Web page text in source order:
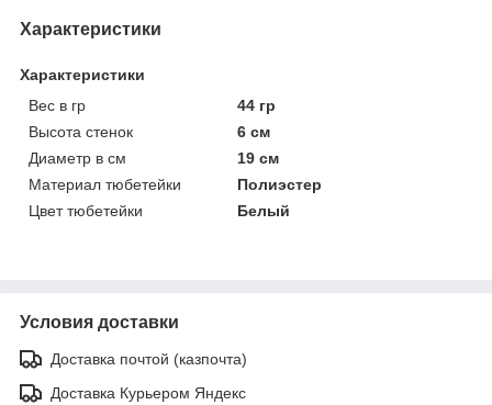
Характеристики
Характеристики
Вес в гр
44 гр
Высота стенок
6 см
Диаметр в см
19 см
Материал тюбетейки
Полиэстер
Цвет тюбетейки
Белый
Условия доставки
Доставка почтой (казпочта)
Доставка Курьером Яндекс